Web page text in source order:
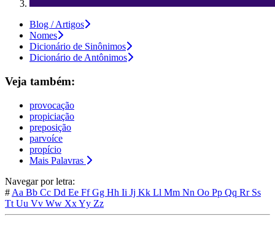
Blog / Artigos
Nomes
Dicionário de Sinônimos
Dicionário de Antônimos
Veja também:
provocação
propiciação
preposição
parvoíce
propício
Mais Palavras
Navegar por letra:
# Aa Bb Cc Dd Ee FfGg Hh Ii Jj Kk Ll Mm Nn Oo Pp Qq Rr Ss
Tt Uu Vv Ww XxYy Zz